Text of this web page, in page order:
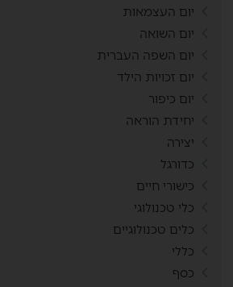
יום העצמאות
יום השואה
יום השפה העברית
יום זכויות הילד
יום כיפור
יחידת הוראה
יצירה
כדורגל
כישורי חיים
כלי טכנולוגי
כלים טכנולוגיים
כללי
כסף